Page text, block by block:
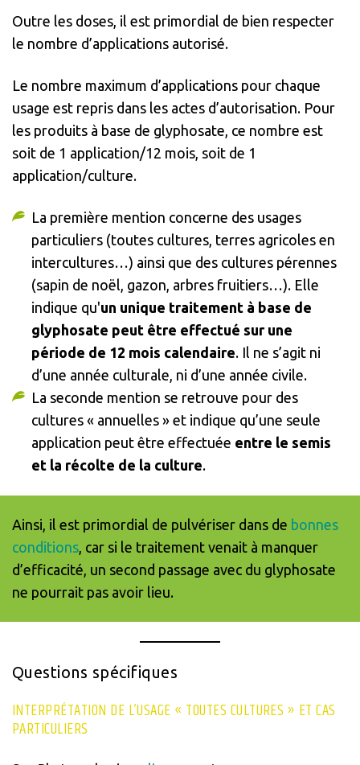
Outre les doses, il est primordial de bien respecter
le nombre d’applications autorisé.
Le nombre maximum d’applications pour chaque
usage est repris dans les actes d’autorisation. Pour
les produits à base de glyphosate, ce nombre est
soit de 1 application/12 mois, soit de 1
application/culture.
La première mention concerne des usages
particuliers (toutes cultures, terres agricoles en
intercultures…) ainsi que des cultures pérennes
(sapin de noël, gazon, arbres fruitiers…). Elle
indique qu'un unique traitement à base de
glyphosate peut être effectué sur une
période de 12 mois calendaire. Il ne s’agit ni
d’une année culturale, ni d’une année civile.
La seconde mention se retrouve pour des
cultures « annuelles » et indique qu’une seule
application peut être effectuée entre le semis
et la récolte de la culture.
Ainsi, il est primordial de pulvériser dans de bonnes
conditions, car si le traitement venait à manquer
d’efficacité, un second passage avec du glyphosate
ne pourrait pas avoir lieu.
Questions spécifiques
INTERPRÉTATION DE L’USAGE « TOUTES CULTURES » ET CAS
PARTICULIERS